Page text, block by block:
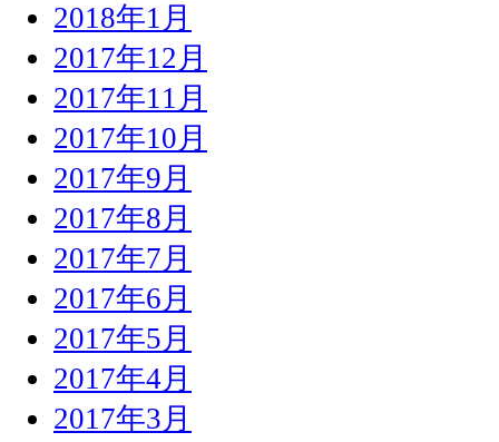
2018年1月
2017年12月
2017年11月
2017年10月
2017年9月
2017年8月
2017年7月
2017年6月
2017年5月
2017年4月
2017年3月